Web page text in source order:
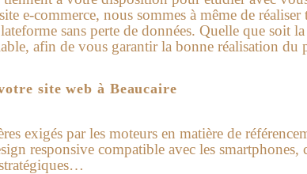
e-commerce, nous sommes à même de
sans perte de données. Quelle que soit
afin de vous garantir la bonne réalisation du
site web à Beaucaire
exigés par les moteurs en matière de
responsive compatible avec les smartphones,